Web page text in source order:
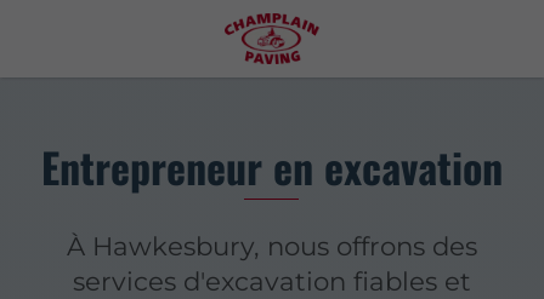
Entrepreneur en excavation
À Hawkesbury, nous offrons des
services d'excavation fiables et